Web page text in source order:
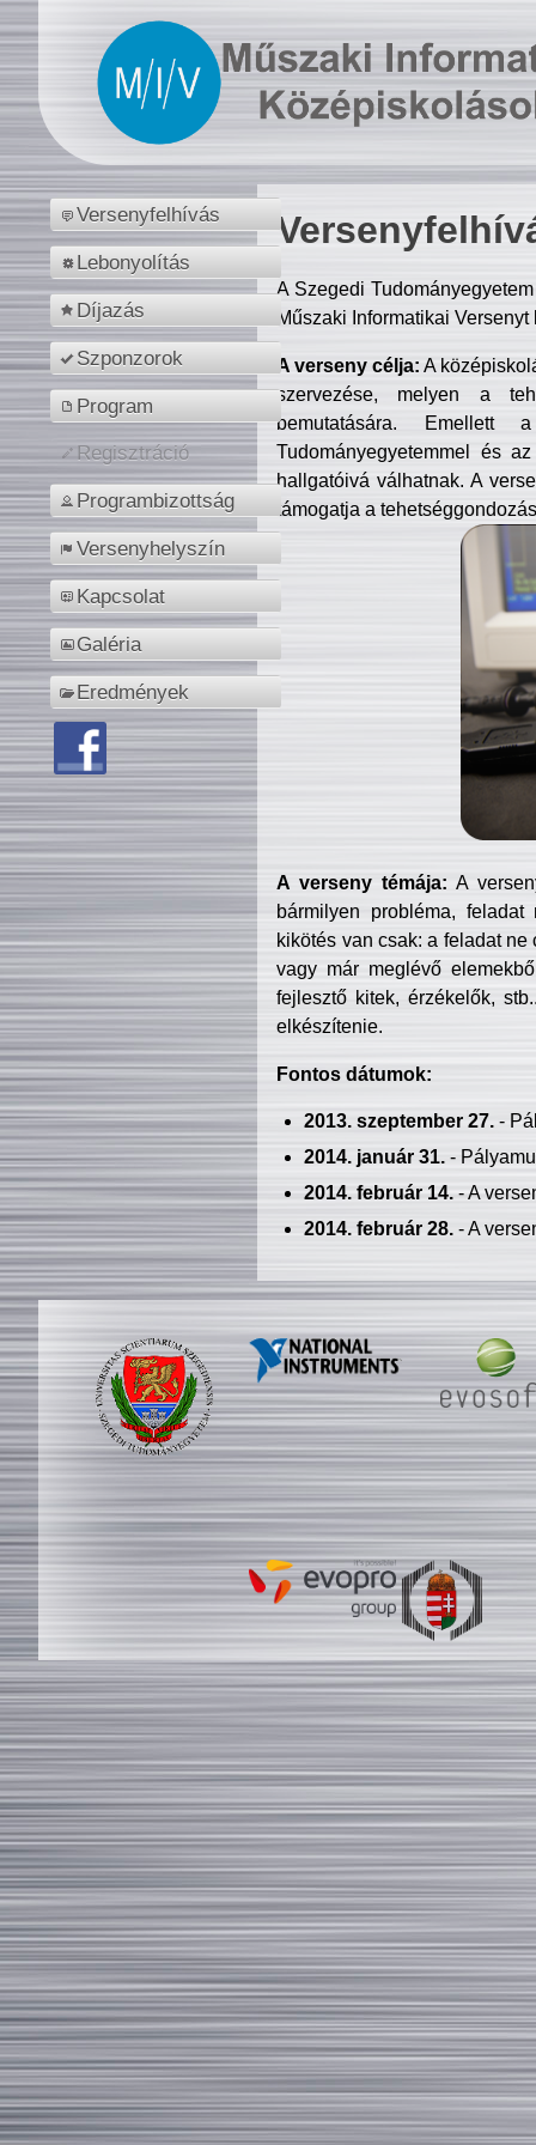
Versenyfelhívás
Lebonyolítás
Díjazás
Szponzorok
Program
Regisztráció
Programbizottság
Versenyhelyszín
Kapcsolat
Galéria
Eredmények
A Szegedi
Műszaki Informatikai
A verseny célja: A
szervezése, melyen a
bemutatására. Emellett
Tudományegyetemmel és
hallgatóivá válhatnak. A
támogatja a
A verseny témája: A
bármilyen probléma, feladat
kikötés van csak: a feladat
vagy már meglévő
fejlesztő kitek, érzékelők,
elkészítenie.
Fontos dátumok:
2013. szeptember 27.-
2014. január 31.-
2014. február 14.- A
2014. február 28.- A